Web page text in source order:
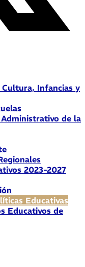
Infancias y
de la
2023-2027
Educativas
Educativos de